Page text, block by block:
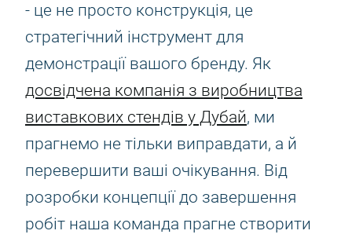
- це не просто конструкція, це
стратегічний інструмент для
демонстрації вашого бренду. Як
досвідчена компанія з виробництва
виставкових стендів у Дубай, ми
прагнемо не тільки виправдати, а й
перевершити ваші очікування. Від
розробки концепції до завершення
робіт наша команда прагне створити